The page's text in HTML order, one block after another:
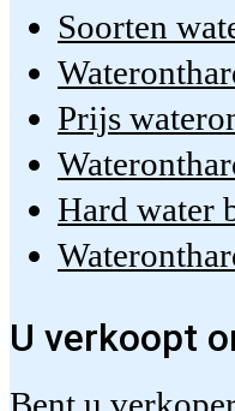
Soorten
Prijs
Hard water
U verkoopt